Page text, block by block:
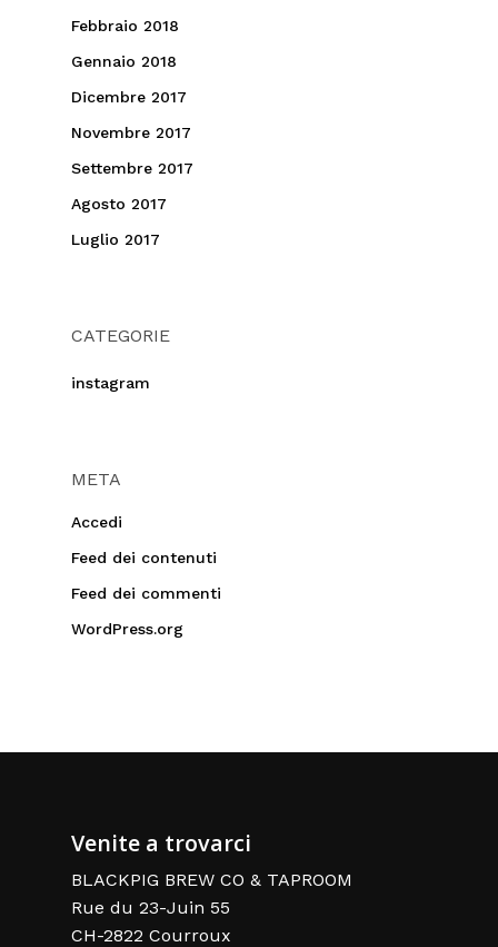
Febbraio 2018
Gennaio 2018
Dicembre 2017
Novembre 2017
Settembre 2017
Agosto 2017
Luglio 2017
CATEGORIE
instagram
META
Accedi
Feed dei contenuti
Feed dei commenti
WordPress.org
Venite a trovarci
BLACKPIG BREW CO & TAPROOM
Rue du 23-Juin 55
CH-2822 Courroux